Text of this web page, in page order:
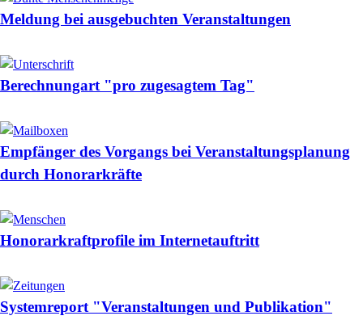
Meldung bei ausgebuchten Veranstaltungen
Berechnungart "pro zugesagtem Tag"
Empfänger des Vorgangs bei Veranstaltungsplanung
durch Honorarkräfte
Honorarkraftprofile im Internetauftritt
Systemreport "Veranstaltungen und Publikation"